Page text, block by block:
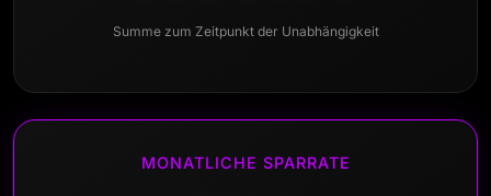
Summe zum Zeitpunkt der Unabhängigkeit
MONATLICHE SPARRATE